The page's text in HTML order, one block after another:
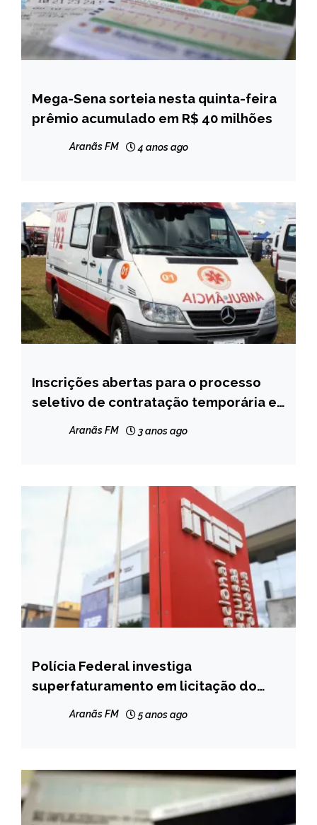
BRASIL
NOTÍCIAS
Mega-Sena sorteia nesta quinta-feira
prêmio acumulado em R$ 40 milhões
Aranãs FM 4 anos ago
CAPELINHA
MINAS
Inscrições abertas para o processo
seletivo de contratação temporária e
Aranãs FM 3 anos ago
BRASIL
NOTÍCIAS
Polícia Federal investiga
superfaturamento em licitação do
Aranãs FM 5 anos ago